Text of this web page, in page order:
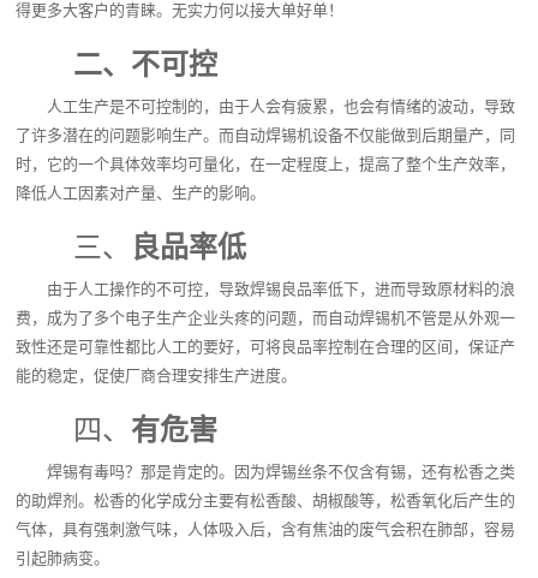
得更多大客户的青睐。无实力何以接大单好单！
二、不可控
人工生产是不可控制的，由于人会有疲累，也会有情绪的波动，导致
了许多潜在的问题影响生产。而自动焊锡机设备不仅能做到后期量产，同
时，它的一个具体效率均可量化，在一定程度上，提高了整个生产效率，
降低人工因素对产量、生产的影响。
三、 良品率低
由于人工操作的不可控，导致焊锡良品率低下，进而导致原材料的浪
费，成为了多个电子生产企业头疼的问题，而自动焊锡机不管是从外观一
致性还是可靠性都比人工的要好，可将良品率控制在合理的区间，保证产
能的稳定，促使厂商合理安排生产进度。
四、 有危害
焊锡有毒吗？那是肯定的。因为焊锡丝条不仅含有锡，还有松香之类
的助焊剂。松香的化学成分主要有松香酸、胡椒酸等，松香氧化后产生的
气体，具有强刺激气味，人体吸入后，含有焦油的废气会积在肺部，容易
引起肺病变。